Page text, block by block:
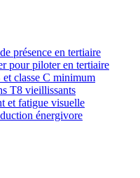
présence en tertiaire
pour piloter en tertiaire
classe C minimum
T8 vieillissants
et fatigue visuelle
énergivore